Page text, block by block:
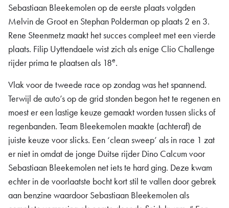
Sebastiaan Bleekemolen op de eerste plaats volgden
Melvin de Groot en Stephan Polderman op plaats 2 en 3.
Rene Steenmetz maakt het succes compleet met een vierde
plaats. Filip Uyttendaele wist zich als enige Clio Challenge
rijder prima te plaatsen als 18e.
Vlak voor de tweede race op zondag was het spannend.
Terwijl de auto’s op de grid stonden begon het te regenen en
moest er een lastige keuze gemaakt worden tussen slicks of
regenbanden. Team Bleekemolen maakte (achteraf) de
juiste keuze voor slicks. Een ‘clean sweep’ als in race 1 zat
er niet in omdat de jonge Duitse rijder Dino Calcum voor
Sebastiaan Bleekemolen net iets te hard ging. Deze kwam
echter in de voorlaatste bocht kort stil te vallen door gebrek
aan benzine waardoor Sebastiaan Bleekemolen als